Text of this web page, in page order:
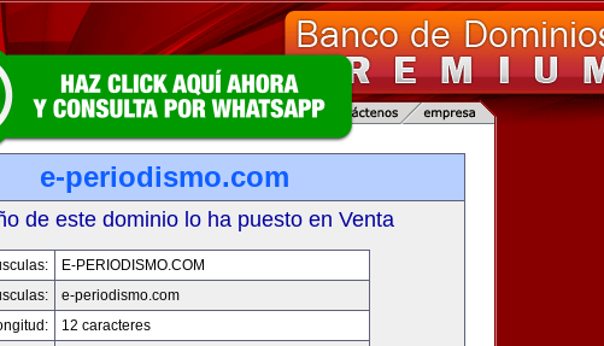
e-periodismo.com
de este dominio lo ha puesto en Venta
E-PERIODISMO.COM
e-periodismo.com
12 caracteres